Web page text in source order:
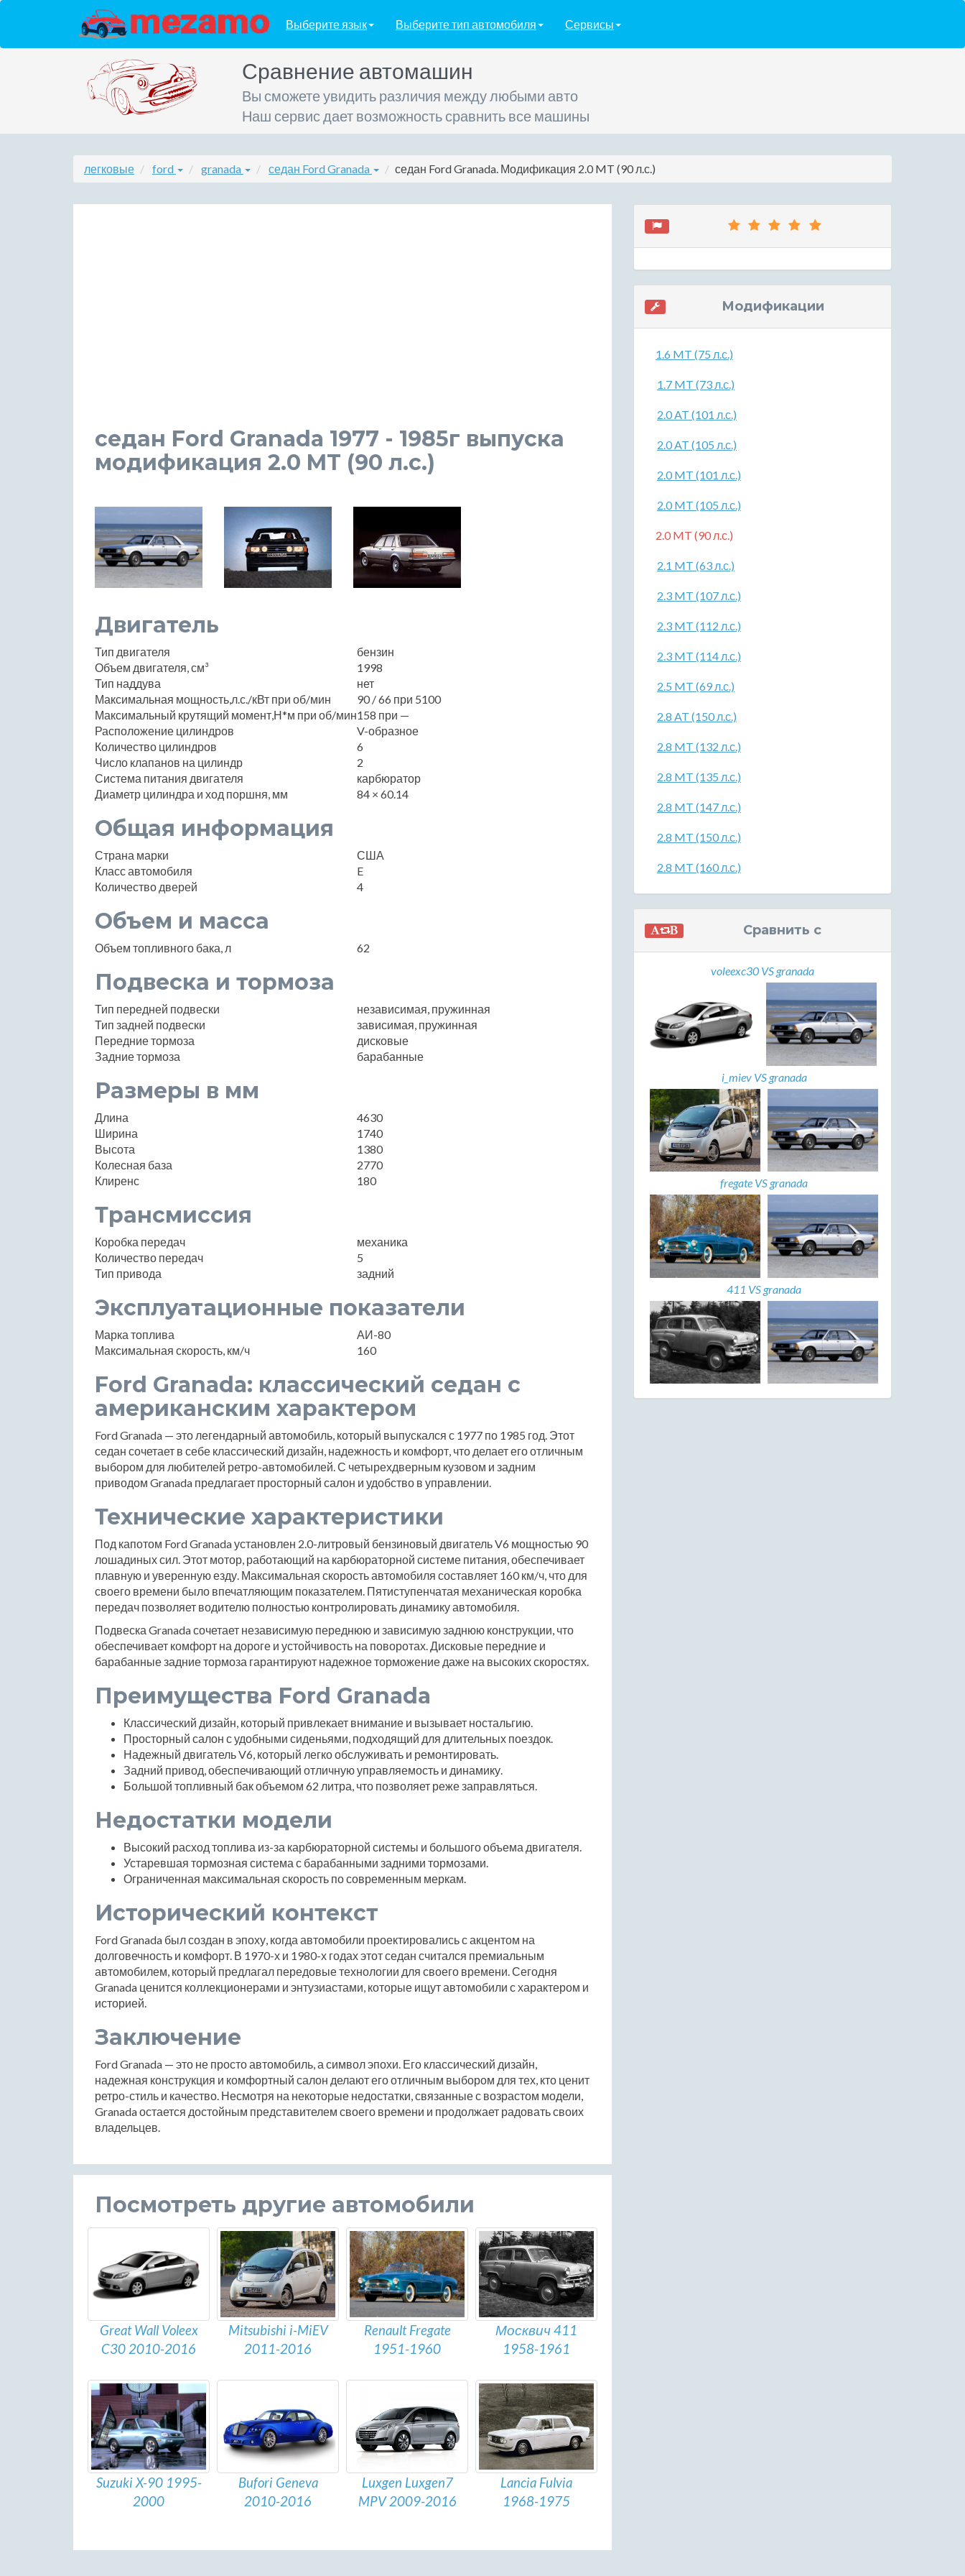
Выберите язык Выберите тип автомобиля Сервисы
Сравнение автомашин
Вы сможете увидить различия между любыми авто
Наш сервис дает возможность сравнить все машины
легковые ford granada седан Ford Granada седан Ford Granada. Модификация 2.0 MT (90 л.с.)
седан Ford Granada 1977 - 1985г выпуска
модификация 2.0 MT (90 л.с.)
Двигатель
Тип двигателя
бензин
Объем двигателя, см³
1998
Тип наддува
нет
Максимальная мощность,л.с./кВт при об/мин
90 / 66 при 5100
Максимальный крутящий момент,Н*м при об/мин158 при —
Расположение цилиндров
V-образное
Количество цилиндров
6
Число клапанов на цилиндр
2
Система питания двигателя
карбюратор
Диаметр цилиндра и ход поршня, мм
84 × 60.14
Общая информация
Страна марки
США
Класс автомобиля
E
Количество дверей
4
Объем и масса
Объем топливного бака, л 62
Подвеска и тормоза
Тип передней подвески
независимая, пружинная
Тип задней подвески
зависимая, пружинная
Передние тормоза
дисковые
Задние тормоза
барабанные
Размеры в мм
Длина
4630
Ширина
1740
Высота
1380
Колесная база
2770
Клиренс
180
Трансмиссия
Коробка передач
механика
Количество передач
5
Тип привода
задний
Эксплуатационные показатели
Марка топлива
АИ-80
Максимальная скорость, км/ч
160
Ford Granada: классический седан с
американским характером
Ford Granada — это легендарный автомобиль, который выпускался с 1977 по 1985 год. Этот
седан сочетает в себе классический дизайн, надежность и комфорт, что делает его отличным
выбором для любителей ретро-автомобилей. С четырехдверным кузовом и задним
приводом Granada предлагает просторный салон и удобство в управлении.
Технические характеристики
Под капотом Ford Granada установлен 2.0-литровый бензиновый двигатель V6 мощностью 90
лошадиных сил. Этот мотор, работающий на карбюраторной системе питания, обеспечивает
плавную и уверенную езду. Максимальная скорость автомобиля составляет 160 км/ч, что для
своего времени было впечатляющим показателем. Пятиступенчатая механическая коробка
передач позволяет водителю полностью контролировать динамику автомобиля.
Подвеска Granada сочетает независимую переднюю и зависимую заднюю конструкции, что
обеспечивает комфорт на дороге и устойчивость на поворотах. Дисковые передние и
барабанные задние тормоза гарантируют надежное торможение даже на высоких скоростях.
Преимущества Ford Granada
Классический дизайн, который привлекает внимание и вызывает ностальгию.
Просторный салон с удобными сиденьями, подходящий для длительных поездок.
Надежный двигатель V6, который легко обслуживать и ремонтировать.
Задний привод, обеспечивающий отличную управляемость и динамику.
Большой топливный бак объемом 62 литра, что позволяет реже заправляться.
Недостатки модели
Высокий расход топлива из-за карбюраторной системы и большого объема двигателя.
Устаревшая тормозная система с барабанными задними тормозами.
Ограниченная максимальная скорость по современным меркам.
Исторический контекст
Ford Granada был создан в эпоху, когда автомобили проектировались с акцентом на
долговечность и комфорт. В 1970-х и 1980-х годах этот седан считался премиальным
автомобилем, который предлагал передовые технологии для своего времени. Сегодня
Granada ценится коллекционерами и энтузиастами, которые ищут автомобили с характером и
историей.
Заключение
Ford Granada — это не просто автомобиль, а символ эпохи. Его классический дизайн,
надежная конструкция и комфортный салон делают его отличным выбором для тех, кто ценит
ретро-стиль и качество. Несмотря на некоторые недостатки, связанные с возрастом модели,
Granada остается достойным представителем своего времени и продолжает радовать своих
владельцев.
Посмотреть другие автомобили
Great Wall Voleex
C30 2010-2016
Mitsubishi i-MiEV
2011-2016
Renault Fregate
1951-1960
Москвич 411
1958-1961
Suzuki X-90 1995-
2000
Bufori Geneva
2010-2016
Luxgen Luxgen7
MPV 2009-2016
Lancia Fulvia
1968-1975
Модификации
1.6 MT (75 л.с.)
1.7 MT (73 л.с.)
2.0 AT (101 л.с.)
2.0 AT (105 л.с.)
2.0 MT (101 л.с.)
2.0 MT (105 л.с.)
2.0 MT (90 л.с.)
2.1 MT (63 л.с.)
2.3 MT (107 л.с.)
2.3 MT (112 л.с.)
2.3 MT (114 л.с.)
2.5 MT (69 л.с.)
2.8 AT (150 л.с.)
2.8 MT (132 л.с.)
2.8 MT (135 л.с.)
2.8 MT (147 л.с.)
2.8 MT (150 л.с.)
2.8 MT (160 л.с.)
Сравнить с
voleexc30 VS granada
i_miev VS granada
fregate VS granada
411 VS granada